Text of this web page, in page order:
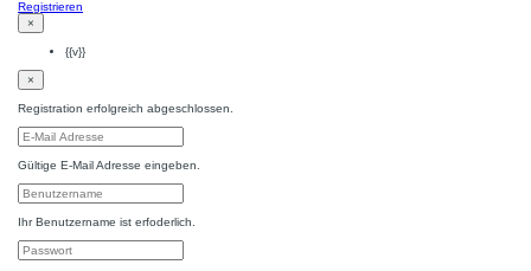
Registrieren
×
{{v}}
×
Registration erfolgreich abgeschlossen.
Gültige E-Mail Adresse eingeben.
Ihr Benutzername ist erfoderlich.